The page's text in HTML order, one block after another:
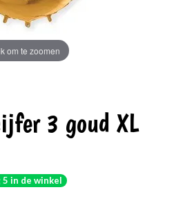
om te zoomen
3 goud XL
5 in de winkel